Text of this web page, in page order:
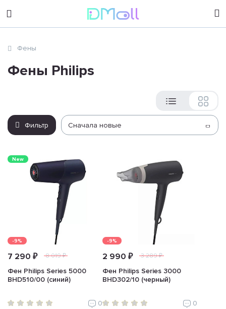
sales@dimoll.ru
Фены
Фены Philips
Фильтр Сначала новые
New
-9%
7 290 ₽ 8 019 ₽
Фен Philips Series 5000
BHD510/00 (синий)
0
-9%
2 990 ₽ 3 289 ₽
Фен Philips Series 3000
BHD302/10 (черный)
0